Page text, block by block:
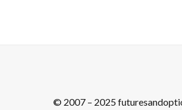
© 2007 – 2025